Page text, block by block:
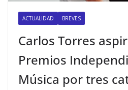
ACTUALIDAD BREVES
Carlos Torres
Premios
Música por tres